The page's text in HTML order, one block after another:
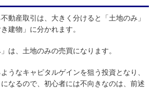
動産取引は、大きく分けると「土地のみ」
建物」に分かれます。
は、土地のみの売買になります。
うなキャピタルゲインを狙う投資となり、
なるので、初心者には不向きなのは、前述